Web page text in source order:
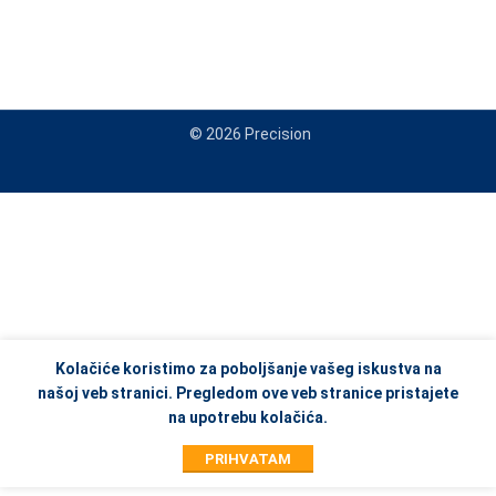
© 2026 Precision
Kolačiće koristimo za poboljšanje vašeg iskustva na
našoj veb stranici. Pregledom ove veb stranice pristajete
na upotrebu kolačića.
PRIHVATAM